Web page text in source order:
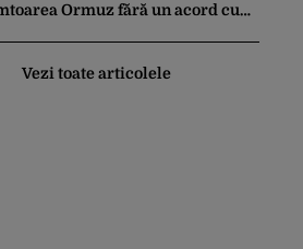
Ormuz fără un acord cu
Vezi toate articolele